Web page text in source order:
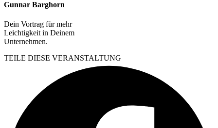
Gunnar Barghorn
Dein Vortrag für mehr
Leichtigkeit in Deinem
Unternehmen.
TEILE DIESE VERANSTALTUNG